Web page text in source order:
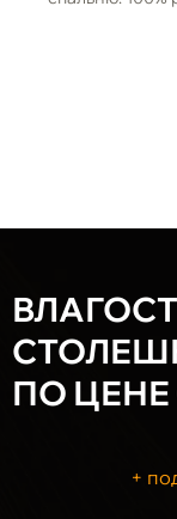
ПО
+